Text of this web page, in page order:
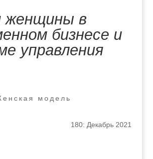
женщины в
бизнесе и
управления
модель
180: Декабрь 2021